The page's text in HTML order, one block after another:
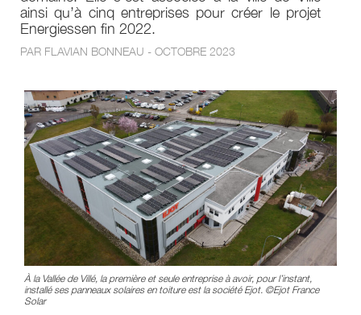
ainsi qu’à cinq entreprises pour créer le projet
Energiessen fin 2022.
PAR FLAVIAN BONNEAU - OCTOBRE 2023
À la Vallée de Villé, la première et seule entreprise à avoir, pour l’instant,
installé ses panneaux solaires en toiture est la société Ejot. ©Ejot France
Solar